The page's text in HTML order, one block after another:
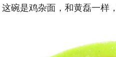
这碗是鸡杂面，和黄磊一样